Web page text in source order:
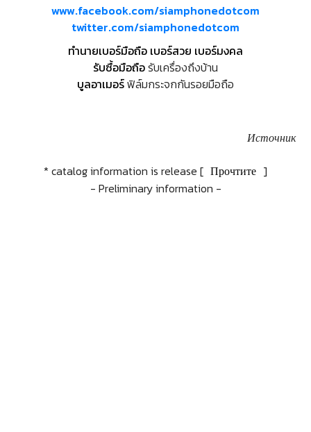
www.facebook.com/siamphonedotcom
twitter.com/siamphonedotcom
ทำนายเบอร์มือถือ เบอร์สวย เบอร์มงคล
รับซื้อมือถือรับเครื่องถึงบ้าน
บูลอาเมอร์ฟิล์มกระจกกันรอยมือถือ
Источник
* catalog information is release [ Прочтите ]
- Preliminary information -